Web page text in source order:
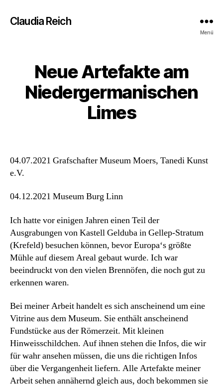
Claudia Reich
Menü
Neue Artefakte am
Niedergermanischen
Limes
04.07.2021 Grafschafter Museum Moers, Tanedi Kunst
e.V.
04.12.2021 Museum Burg Linn
Ich hatte vor einigen Jahren einen Teil der
Ausgrabungen von Kastell Gelduba in Gellep-Stratum
(Krefeld) besuchen können, bevor Europa‘s größte
Mühle auf diesem Areal gebaut wurde. Ich war
beeindruckt von den vielen Brennöfen, die noch gut zu
erkennen waren.
Bei meiner Arbeit handelt es sich anscheinend um eine
Vitrine aus dem Museum. Sie enthält anscheinend
Fundstücke aus der Römerzeit. Mit kleinen
Hinweisschildchen. Auf ihnen stehen die Infos, die wir
für wahr ansehen müssen, die uns die richtigen Infos
über die Vergangenheit liefern. Alle Artefakte meiner
Arbeit sehen annähernd gleich aus, doch bekommen sie